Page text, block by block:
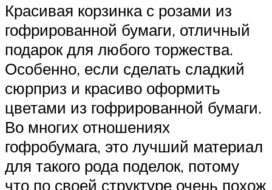
Красивая корзинка с розами из
гофрированной бумаги, отличный
подарок для любого торжества.
Особенно, если сделать сладкий
сюрприз и красиво оформить
цветами из гофрированной бумаги.
Во многих отношениях
гофробумага, это лучший материал
для такого рода поделок, потому
что по своей структуре очень похож